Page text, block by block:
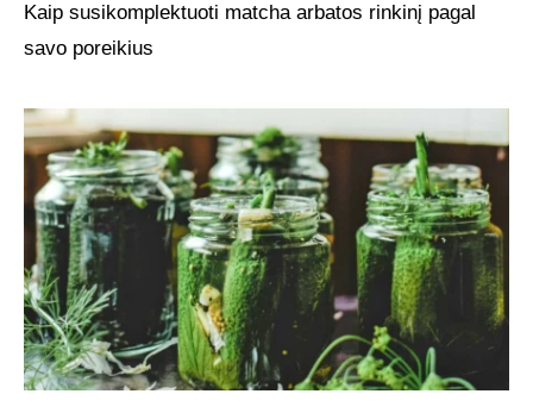
Kaip susikomplektuoti matcha arbatos rinkinį pagal
savo poreikius